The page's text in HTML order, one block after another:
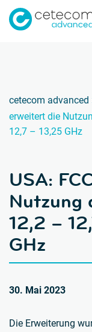
cetecom advanced
erweitert die
12,7 – 13,25 GHz
USA:
Nutzung
12,2 –
GHz
30. Mai 2023
Die Erweiterung